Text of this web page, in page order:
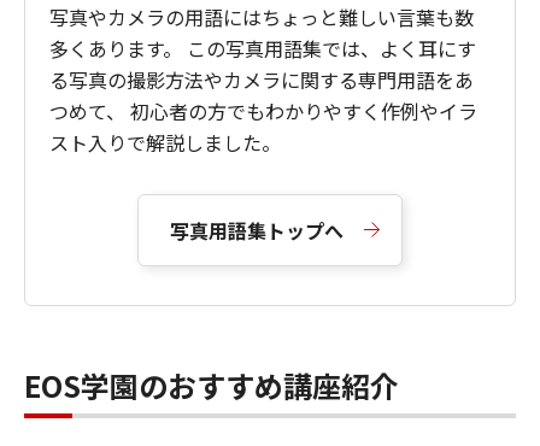
写真やカメラの用語にはちょっと難しい言葉も数
多くあります。 この写真用語集では、よく耳にす
る写真の撮影方法やカメラに関する専門用語をあ
つめて、 初心者の方でもわかりやすく作例やイラ
スト入りで解説しました。
写真用語集トップへ
EOS学園のおすすめ講座紹介